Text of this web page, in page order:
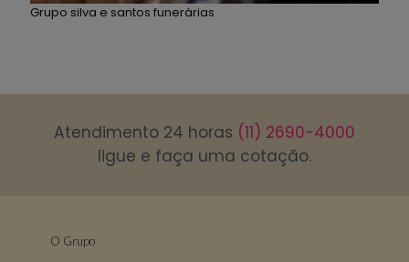
Grupo silva e santos funerárias
Atendimento 24 horas (11) 2690-4000
ligue e faça uma cotação.
O Grupo